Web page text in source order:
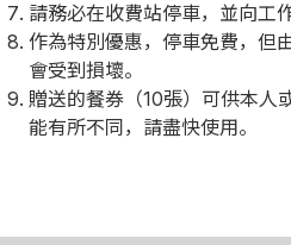
請務必在收費站停車，並向工
作為特別優惠，停車免費，但
會受到損壞。
贈送的餐券（10張）可供本人
能有所不同，請盡快使用。